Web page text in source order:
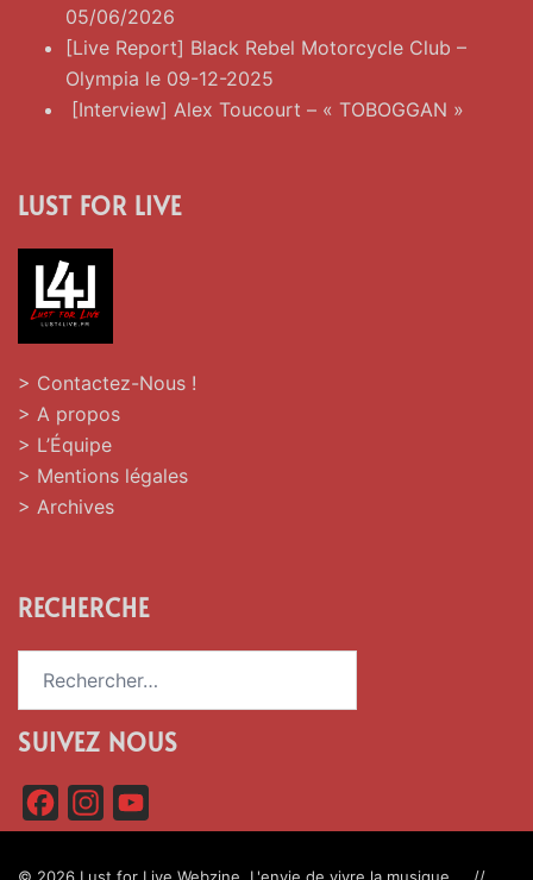
05/06/2026
[Live Report] Black Rebel Motorcycle Club –
Olympia le 09-12-2025
[Interview] Alex Toucourt – « TOBOGGAN »
LUST FOR LIVE
> Contactez-Nous !
> A propos
> L’Équipe
> Mentions légales
> Archives
RECHERCHE
SUIVEZ NOUS
a
c
n
s
o
u